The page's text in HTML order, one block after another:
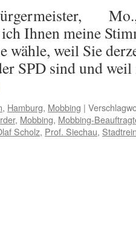
Mo.,
Ihnen meine
wähle, weil Sie
SPD sind und
, Hamburg, Mobbing |
, Mobbing, Mobbing-
Scholz, Prof. Siechau,